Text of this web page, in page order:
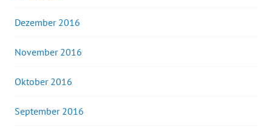
Dezember 2016
November 2016
Oktober 2016
September 2016